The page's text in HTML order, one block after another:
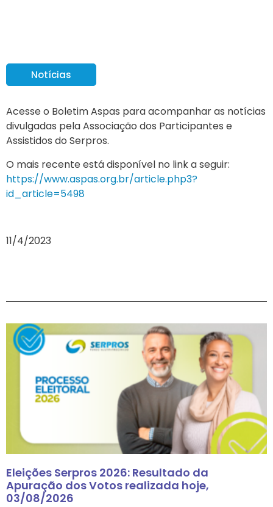
Notícias
Acesse o Boletim Aspas para acompanhar as notícias
divulgadas pela Associação dos Participantes e
Assistidos do Serpros.
O mais recente está disponível no link a seguir:
https://www.aspas.org.br/article.php3?
id_article=5498
11/4/2023
Eleições Serpros 2026: Resultado da
Apuração dos Votos realizada hoje,
03/08/2026